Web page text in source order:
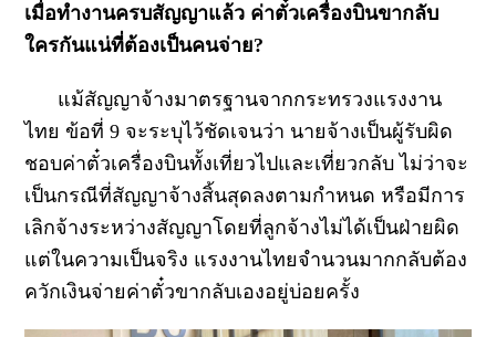
เมื่อทำงานครบสัญญาแล้ว ค่าตั๋วเครื่องบินขากลับ
ใครกันแน่ที่ต้องเป็นคนจ่าย?
แม้สัญญาจ้างมาตรฐานจากกระทรวงแรงงาน
ไทย ข้อที่ 9 จะระบุไว้ชัดเจนว่า นายจ้างเป็นผู้รับผิด
ชอบค่าตั๋วเครื่องบินทั้งเที่ยวไปและเที่ยวกลับ ไม่ว่าจะ
เป็นกรณีที่สัญญาจ้างสิ้นสุดลงตามกำหนด หรือมีการ
เลิกจ้างระหว่างสัญญาโดยที่ลูกจ้างไม่ได้เป็นฝ่ายผิด
แต่ในความเป็นจริง แรงงานไทยจำนวนมากกลับต้อง
ควักเงินจ่ายค่าตั๋วขากลับเองอยู่บ่อยครั้ง